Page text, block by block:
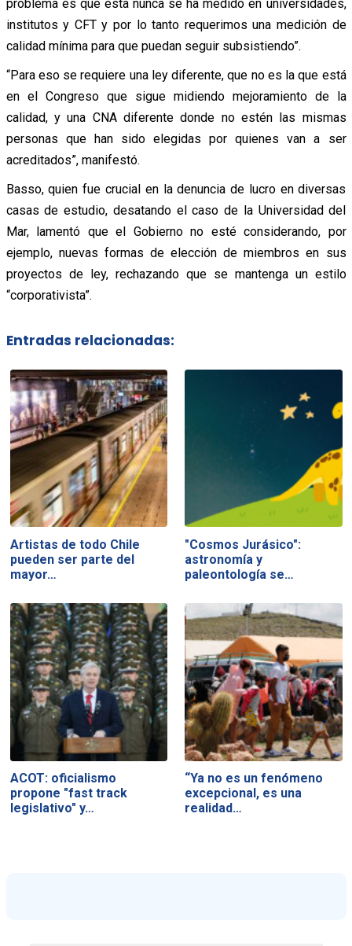
problema es que esta nunca se ha medido en universidades,
institutos y CFT y por lo tanto requerimos una medición de
calidad mínima para que puedan seguir subsistiendo”.
“Para eso se requiere una ley diferente, que no es la que está
en el Congreso que sigue midiendo mejoramiento de la
calidad, y una CNA diferente donde no estén las mismas
personas que han sido elegidas por quienes van a ser
acreditados”, manifestó.
Basso, quien fue crucial en la denuncia de lucro en diversas
casas de estudio, desatando el caso de la Universidad del
Mar, lamentó que el Gobierno no esté considerando, por
ejemplo, nuevas formas de elección de miembros en sus
proyectos de ley, rechazando que se mantenga un estilo
“corporativista”.
Entradas relacionadas:
Artistas de todo Chile
pueden ser parte del
mayor…
"Cosmos Jurásico":
astronomía y
paleontología se…
ACOT: oficialismo
propone "fast track
legislativo" y…
“Ya no es un fenómeno
excepcional, es una
realidad…